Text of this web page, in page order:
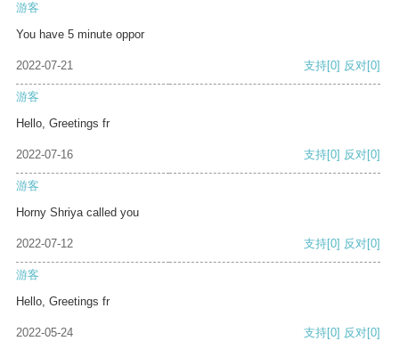
游客
You have 5 minute oppor
2022-07-21 支持[0] 反对[0]
游客
Hello, Greetings fr
2022-07-16 支持[0] 反对[0]
游客
Horny Shriya called you
2022-07-12 支持[0] 反对[0]
游客
Hello, Greetings fr
2022-05-24 支持[0] 反对[0]